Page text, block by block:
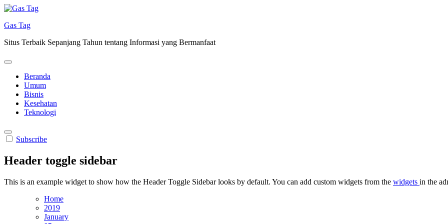
Skip
content
Gas Tag
Situs Terbaik Sepanjang Tahun tentang Informasi yang Bermanfaat
Beranda
Umum
Bisnis
Kesehatan
Teknologi
Subscribe
Header toggle sidebar
This is an example widget to show how the Header Toggle Sidebar looks by default. You can add custom widgets from the widgets in the
Home
2019
January